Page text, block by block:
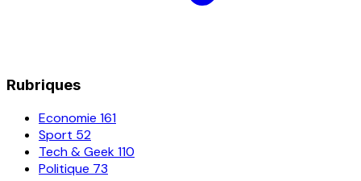
Rubriques
Economie 161
Sport 52
Tech & Geek110
Politique 73